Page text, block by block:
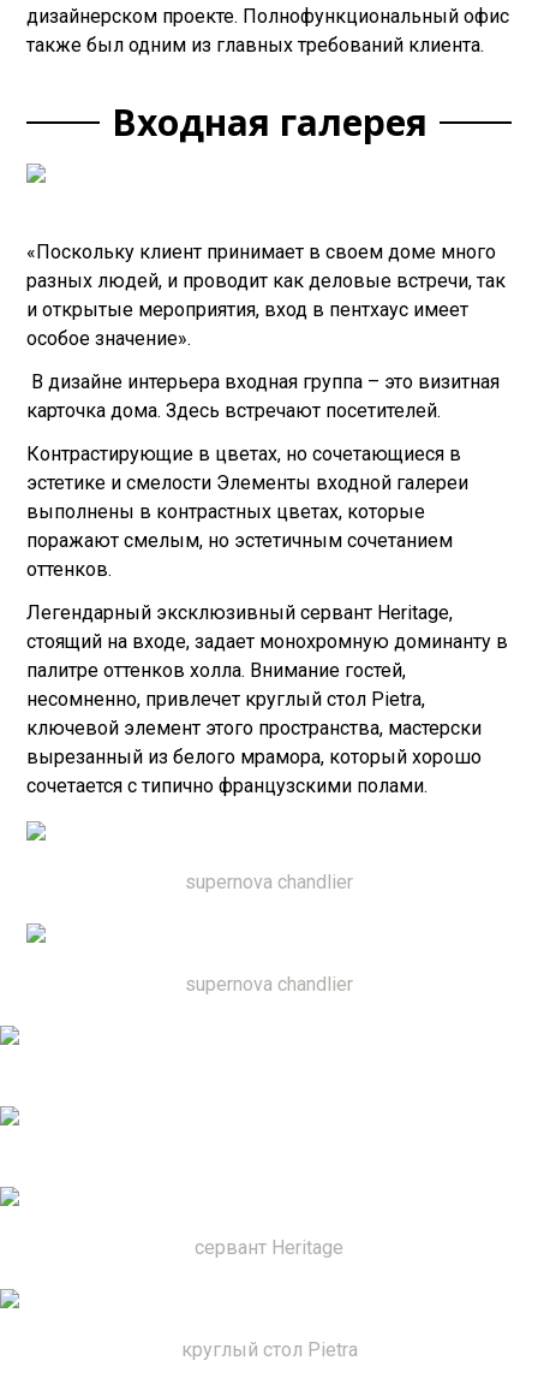
дизайнерском проекте. Полнофункциональный офис
также был одним из главных требований клиента.
Входная галерея
«Поскольку клиент принимает в своем доме много
разных людей, и проводит как деловые встречи, так
и открытые мероприятия, вход в пентхаус имеет
особое значение».
В дизайне интерьера входная группа – это визитная
карточка дома. Здесь встречают посетителей.
Контрастирующие в цветах, но сочетающиеся в
эстетике и смелости Элементы входной галереи
выполнены в контрастных цветах, которые
поражают смелым, но эстетичным сочетанием
оттенков.
Легендарный эксклюзивный сервант Heritage,
стоящий на входе, задает монохромную доминанту в
палитре оттенков холла. Внимание гостей,
несомненно, привлечет круглый стол Pietra,
ключевой элемент этого пространства, мастерски
вырезанный из белого мрамора, который хорошо
сочетается с типично французскими полами.
supernova chandlier
supernova chandlier
сервант Heritage
круглый стол Pietra